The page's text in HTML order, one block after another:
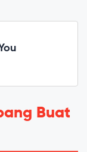
Buat